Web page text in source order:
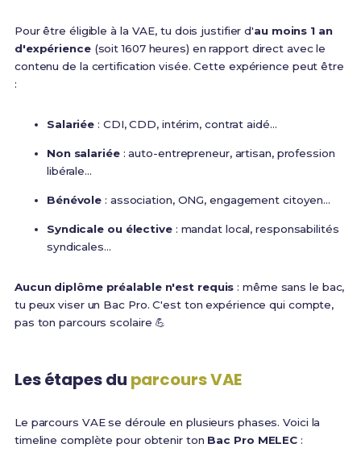
Pour être éligible à la VAE, tu dois justifier d'au moins 1 an
d'expérience(soit 1607 heures) en rapport direct avec le
contenu de la certification visée. Cette expérience peut être
:
Salariée : CDI, CDD, intérim, contrat aidé...
Non salariée: auto-entrepreneur, artisan, profession
libérale...
Bénévole : association, ONG, engagement citoyen...
Syndicale ou élective: mandat local, responsabilités
syndicales...
Aucun diplôme préalable n'est requis : même sans le bac,
tu peux viser un Bac Pro. C'est ton expérience qui compte,
pas ton parcours scolaire 💪
Les étapes du parcours VAE
Le parcours VAE se déroule en plusieurs phases. Voici la
timeline complète pour obtenir ton Bac Pro MELEC :